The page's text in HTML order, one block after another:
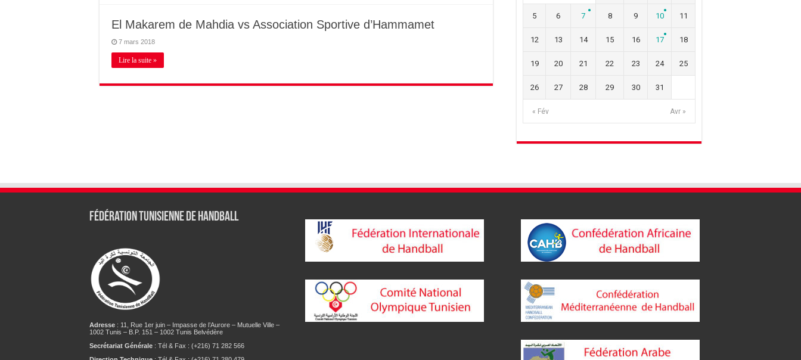
El Makarem de Mahdia vs Association Sportive d’Hammamet
7 mars 2018
Lire la suite »
« Fév Avr »
5 6 7 8 9 10 11
12 13 14 15 16 17 18
19 20 21 22 23 24 25
26 27 28 29 30 31
Fédération tunisienne de Handball
Adresse: 11, Rue 1er juin – Impasse de l’Aurore – Mutuelle Ville –
1002 Tunis – B.P. 151 – 1002 Tunis Belvédère
Secrétariat Générale: Tél & Fax : (+216) 71 282 566